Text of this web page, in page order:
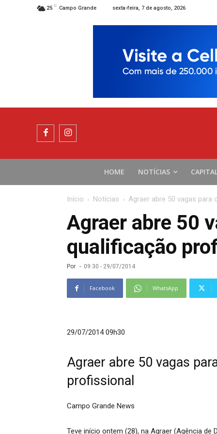
25 C Campo Grande sexta-feira, 7 de agosto, 2026
HOME NOTÍCIAS
Início Notícias Agraer abre 50 vagas
Agraer abre 50
qualificação
Por - 09:30 - 29/07/2014
Facebook WhatsApp
29/07/2014 09h30
Agraer abre 50 vagas
profissional
Campo Grande News
Teve início ontem (28), na Agraer (Agência de